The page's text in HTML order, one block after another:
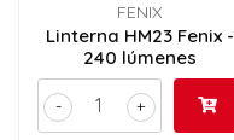
FENIX
Linterna HM23 Fenix -
240 lúmenes
+
-